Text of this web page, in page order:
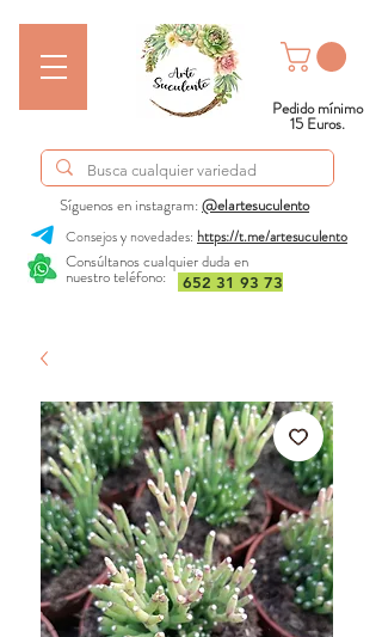
Consúltanos cualquier duda en
nuestro teléfono:
Síguenos en instagram:@elartesuculento
652 31 93 73
Consejos y novedades: https://t.me/artesuculento
Pedido mínimo
15 Euros.